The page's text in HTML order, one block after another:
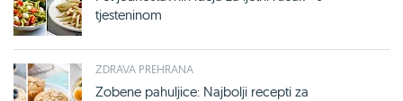
tjesteninom
ZDRAVA PREHRANA
Zobene pahuljice: Najbolji recepti za